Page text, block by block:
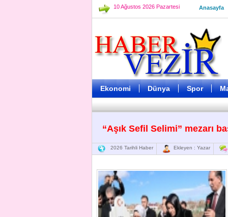
10 Ağustos 2026 Pazartesi Anasayfa
Ekonomi Dünya Spor
“Aşık Sefil Selimi” mezarı
2026 Tarihli Haber Ekleyen : Yazar